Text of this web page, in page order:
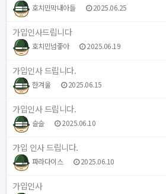
호치민막내아들 2025.06.25
가입인사드립니다
호치민넘좋아 2025.06.19
가입인사 드립니다.
한겨울 2025.06.15
가입인사 드립니다.
슬슬 2025.06.10
가입 인사 드립니다.
파라다이스 2025.06.10
가입인사